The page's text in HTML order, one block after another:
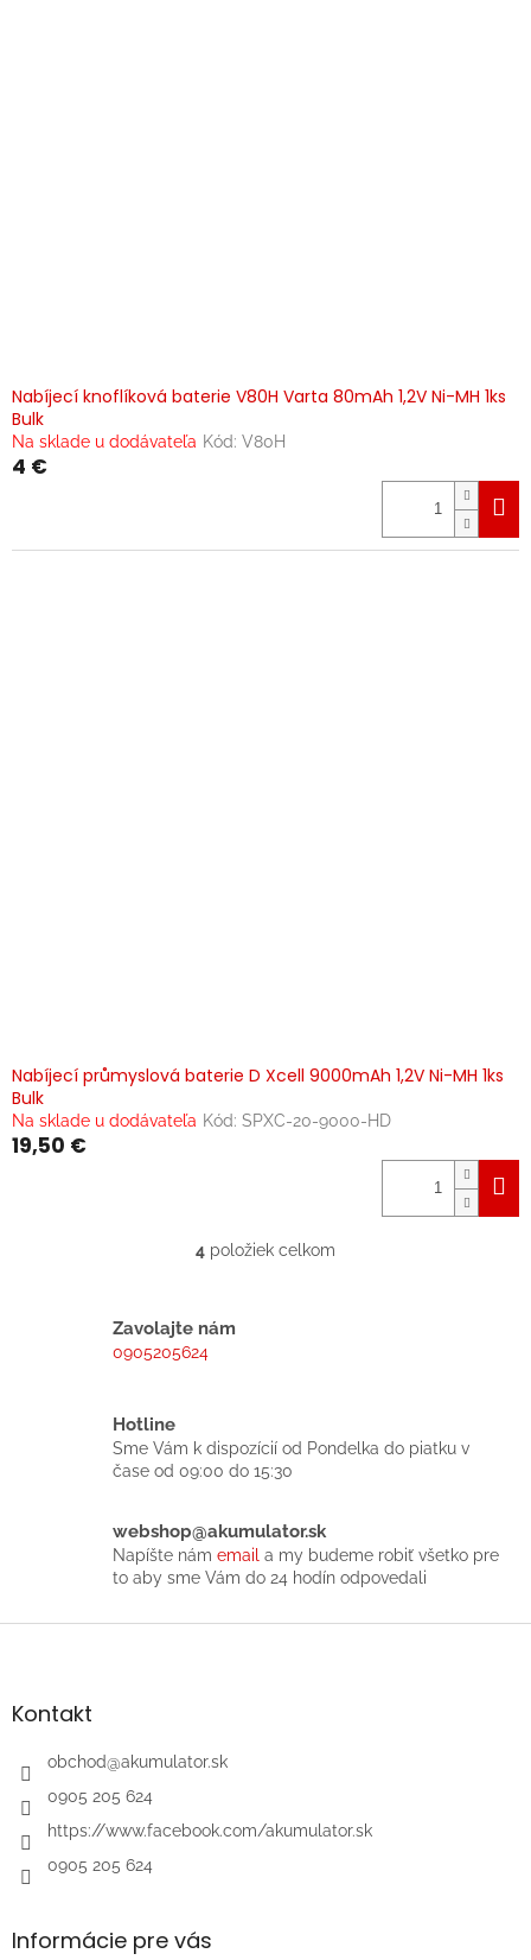
Nabíjecí knoflíková baterie V80H Varta 80mAh 1,2V Ni-MH 1ks
Bulk
Na sklade u dodávateľa Kód: V80H
4 €
Nabíjecí průmyslová baterie D Xcell 9000mAh 1,2V Ni-MH 1ks
Bulk
Na sklade u dodávateľa Kód: SPXC-20-9000-HD
19,50 €
O
e
p
r
k
y
v
p
4 položiek celkom
Zavolajte nám
0905205624
Hotline
Sme Vám k dispozícií od Pondelka do piatku v
čase od 09:00 do 15:30
webshop@akumulator.sk
Napíšte nám email a my budeme robiť všetko pre
to aby sme Vám do 24 hodín odpovedali
Z
äKontakt
obchod@akumulator.sk
0905 205 624
https://www.facebook.com/akumulator.sk
0905 205 624
Informácie pre vás